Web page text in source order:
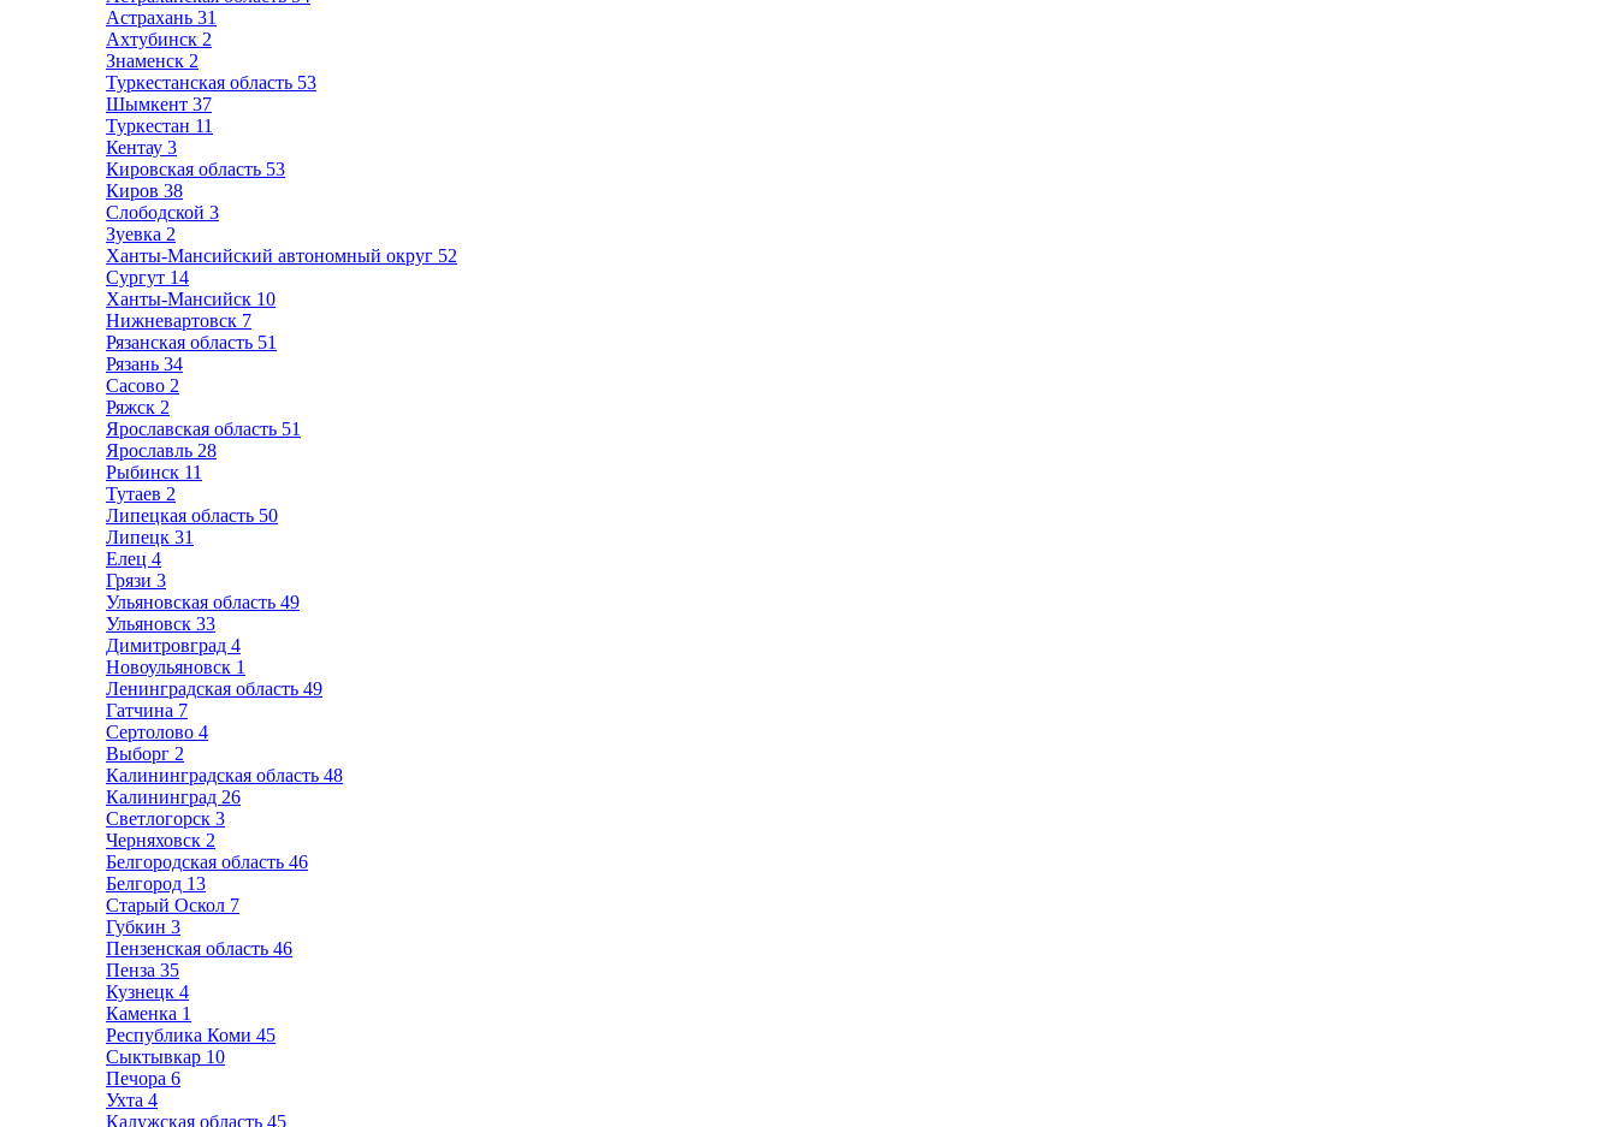
Астрахань 31
Ахтубинск 2
Знаменск 2
Туркестанская область 53
Шымкент 37
Туркестан 11
Кентау 3
Кировская область 53
Киров 38
Слободской 3
Зуевка 2
Ханты-Мансийский автономный округ 52
Сургут 14
Ханты-Мансийск 10
Нижневартовск 7
Рязанская область 51
Рязань 34
Сасово 2
Ряжск 2
Ярославская область 51
Ярославль 28
Рыбинск 11
Тутаев 2
Липецкая область 50
Липецк 31
Елец 4
Грязи 3
Ульяновская область 49
Ульяновск 33
Димитровград 4
Новоульяновск 1
Ленинградская область 49
Гатчина 7
Сертолово 4
Выборг 2
Калининградская область 48
Калининград 26
Светлогорск 3
Черняховск 2
Белгородская область 46
Белгород 13
Старый Оскол 7
Губкин 3
Пензенская область 46
Пенза 35
Кузнецк 4
Каменка 1
Республика Коми 45
Сыктывкар 10
Печора 6
Ухта 4
Калужская область 45